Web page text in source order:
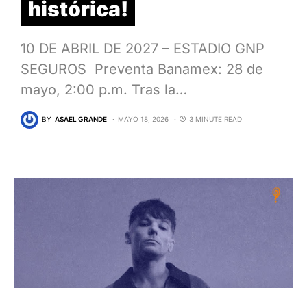
histórica!
10 DE ABRIL DE 2027 – ESTADIO GNP
SEGUROS Preventa Banamex: 28 de
mayo, 2:00 p.m. Tras la…
BY ASAEL GRANDE MAYO 18, 2026 3 MINUTE READ